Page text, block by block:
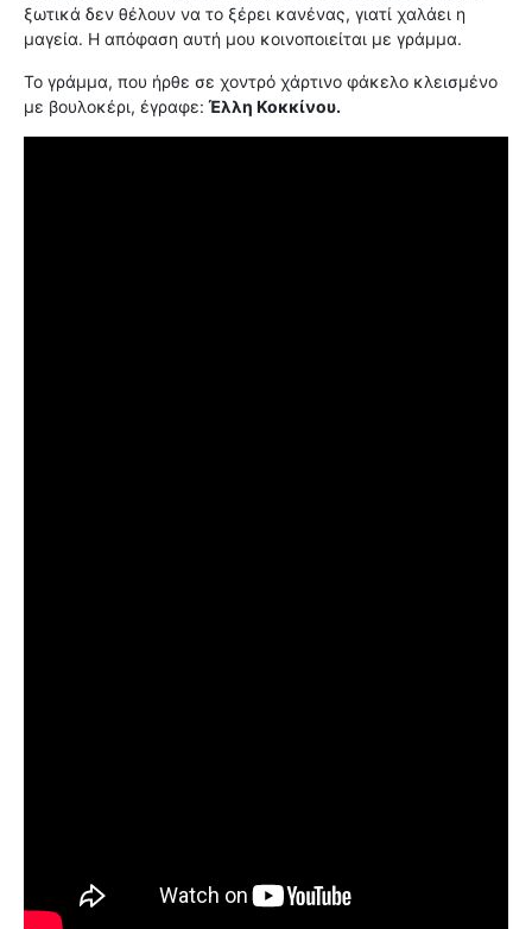
ξωτικά δεν θέλουν να το ξέρει κανένας, γιατί χαλάει η
μαγεία. Η απόφαση αυτή μου κοινοποιείται με γράμμα.
Το γράμμα, που ήρθε σε χοντρό χάρτινο φάκελο κλεισμένο
με βουλοκέρι, έγραφε: Έλλη Κοκκίνου.